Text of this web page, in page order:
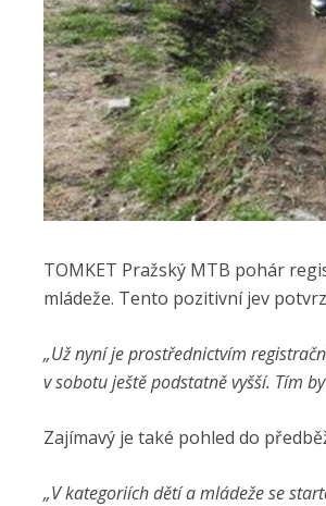
TOMKET Pražský MTB pohár
mládeže. Tento pozitivní jev
„Už nyní je prostřednictvím
v sobotu ještě podstatně vyšší. Tím
Zajímavý je také pohled do
„V kategoriích dětí a mládeže se